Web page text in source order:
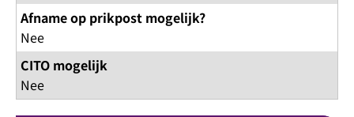
Afname op prikpost mogelijk?
Nee
CITO mogelijk
Nee